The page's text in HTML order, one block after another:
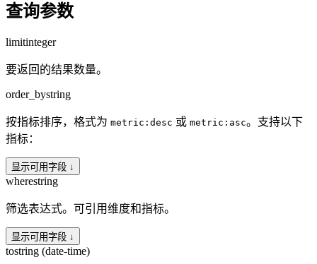
查询参数
limitinteger
要返回的结果数量。
order_bystring
按指标排序，格式为 metric:desc 或 metric:asc。支持以下
指标：
显示可用字段 ↓
wherestring
筛选表达式。可引用维度和指标。
显示可用字段 ↓
tostring (date-time)